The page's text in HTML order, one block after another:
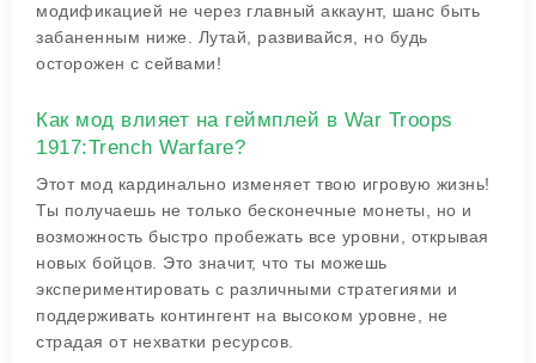
модификацией не через главный аккаунт, шанс быть
забаненным ниже. Лутай, развивайся, но будь
осторожен с сейвами!
Как мод влияет на геймплей в War Troops
1917:Trench Warfare?
Этот мод кардинально изменяет твою игровую жизнь!
Ты получаешь не только бесконечные монеты, но и
возможность быстро пробежать все уровни, открывая
новых бойцов. Это значит, что ты можешь
экспериментировать с различными стратегиями и
поддерживать контингент на высоком уровне, не
страдая от нехватки ресурсов.